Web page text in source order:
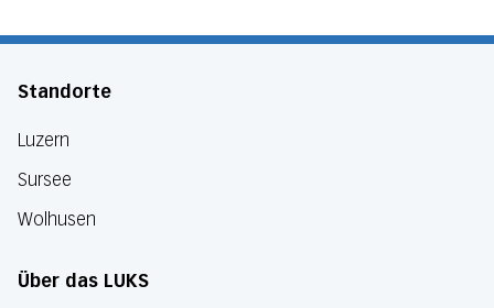
Standorte
Luzern
Sursee
Wolhusen
Über das LUKS